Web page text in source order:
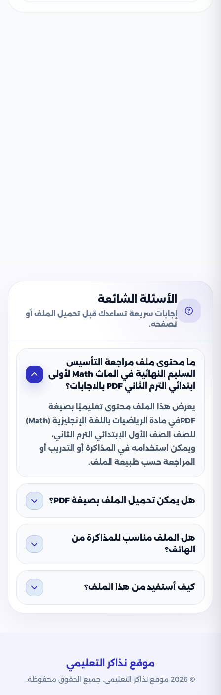
الأسئلة الشائعة
إجابات سريعة تساعدك قبل تحميل الملف أو
تصفحه.
ما محتوى ملف مراجعة التأسيس
السليم النهائية في الماث Math لأولى
ابتدائي الترم الثاني PDF بالاجابات؟
يعرض هذا الملف محتوى تعليميًا بصيغة
PDFفي مادة الرياضيات باللغة الإنجليزية (Math)
للصف الصف الأول الإبتدائي الترم الثاني،
ويمكن استخدامه في المذاكرة أو التدريب أو
المراجعة حسب طبيعة الملف.
هل يمكن تحميل الملف بصيغة PDF؟
هل الملف مناسب للمذاكرة من
الهاتف؟
كيف أستفيد من هذا الملف؟
موقع نذاكر التعليمي
© 2026 موقع نذاكر التعليمي. جميع الحقوق محفوظة.